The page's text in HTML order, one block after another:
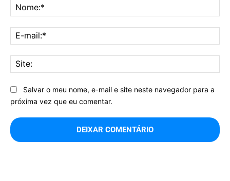
Salvar o meu nome, e-mail e site neste navegador para a
próxima vez que eu comentar.